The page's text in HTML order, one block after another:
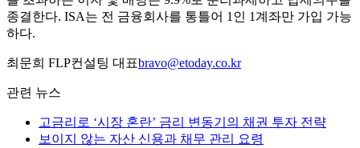
종결한다. ISA는 전 금융회사를 통틀어 1인 1계좌만 가입 가능
하다.
최문희 FLP컨설팅 대표bravo@etoday.co.kr
관련 뉴스
고금리로 ‘시장 혼란’ 금리 변동기의 채권 투자 전략
보이지 않는 자산 신용과 채무 관리 요령